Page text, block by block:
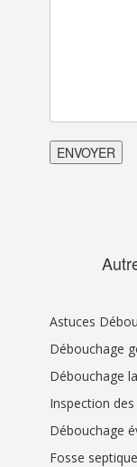
Astuces
Débouchage
Débouchage
Inspection
Débouchage
Fosse septique